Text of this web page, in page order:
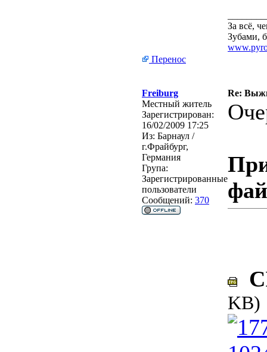
За всё,
Зубами,
Перенос
Freiburg
Re:
Местный житель
Зарегистрирован:
16/02/2009 17:25
Из: Барнаул /
г.Фрайбург,
Германия
Група:
Зарегистрированные
пользователи
Сообщений: 370
KB)